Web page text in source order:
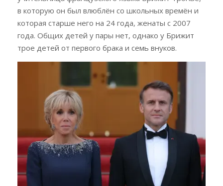
в которую он был влюблён со школьных времён и
которая старше него на 24 года, женаты с 2007
года. Общих детей у пары нет, однако у Брижит
трое детей от первого брака и семь внуков.